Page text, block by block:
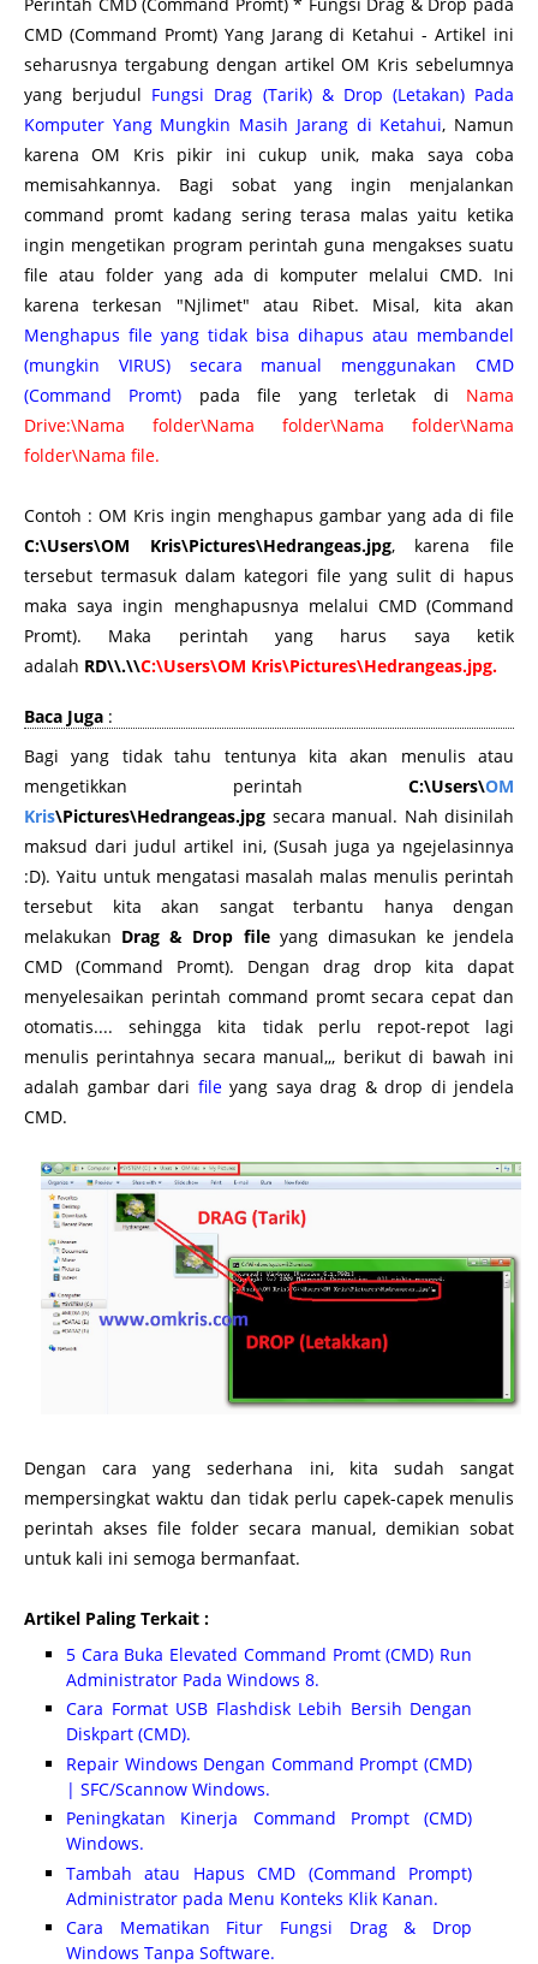
CMD (Command Promt) Yang Jarang di Ketahui - Artikel ini
seharusnya tergabung dengan artikel OM Kris sebelumnya
yang berjudul Fungsi Drag (Tarik) & Drop (Letakan) Pada
Komputer Yang Mungkin Masih Jarang di Ketahui, Namun
karena OM Kris pikir ini cukup unik, maka saya coba
memisahkannya. Bagi sobat yang ingin menjalankan
command promt kadang sering terasa malas yaitu ketika
ingin mengetikan program perintah guna mengakses suatu
file atau folder yang ada di komputer melalui CMD. Ini
karena terkesan "Njlimet" atau Ribet. Misal, kita akan
Menghapus file yang tidak bisa dihapus atau membandel
(mungkin VIRUS) secara manual menggunakan CMD
(Command Promt) pada file yang terletak di Nama
Drive:\Nama folder\Nama folder\Nama folder\Nama
folder\Nama file.
Contoh : OM Kris ingin menghapus gambar yang ada di file
C:\Users\OM Kris\Pictures\Hedrangeas.jpg, karena file
tersebut termasuk dalam kategori file yang sulit di hapus
maka saya ingin menghapusnya melalui CMD (Command
Promt). Maka perintah yang harus saya ketik
adalah RD\\.\\C:\Users\OM Kris\Pictures\Hedrangeas.jpg.
Baca Juga :
Bagi yang tidak tahu tentunya kita akan menulis atau
mengetikkan perintah C:\Users\OM
Kris\Pictures\Hedrangeas.jpg secara manual. Nah disinilah
maksud dari judul artikel ini, (Susah juga ya ngejelasinnya
:D). Yaitu untuk mengatasi masalah malas menulis perintah
tersebut kita akan sangat terbantu hanya dengan
melakukan Drag & Drop fileyang dimasukan ke jendela
CMD (Command Promt). Dengan drag drop kita dapat
menyelesaikan perintah command promt secara cepat dan
otomatis.... sehingga kita tidak perlu repot-repot lagi
menulis perintahnya secara manual,,, berikut di bawah ini
adalah gambar dari fileyang saya drag & drop di jendela
CMD.
Dengan cara yang sederhana ini, kita sudah sangat
mempersingkat waktu dan tidak perlu capek-capek menulis
perintah akses file folder secara manual, demikian sobat
untuk kali ini semoga bermanfaat.
Artikel Paling Terkait :
5 Cara Buka Elevated Command Promt (CMD) Run
Administrator Pada Windows 8.
Cara Format USB Flashdisk Lebih Bersih Dengan
Diskpart (CMD).
Repair Windows Dengan Command Prompt (CMD)
| SFC/Scannow Windows.
Peningkatan Kinerja Command Prompt (CMD)
Windows.
Tambah atau Hapus CMD (Command Prompt)
Administrator pada Menu Konteks Klik Kanan.
Cara Mematikan Fitur Fungsi Drag & Drop
Windows Tanpa Software.